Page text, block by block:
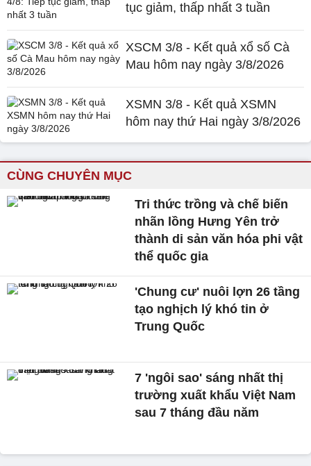
tục giảm, thấp nhất 3 tuần
XSCM 3/8 - Kết quả xổ số Cà
Mau hôm nay ngày 3/8/2026
XSMN 3/8 - Kết quả XSMN
hôm nay thứ Hai ngày 3/8/2026
CÙNG CHUYÊN MỤC
Tri thức trồng và chế biến
nhãn lồng Hưng Yên trở
thành di sản văn hóa phi vật
thể quốc gia
'Chung cư' nuôi lợn 26 tầng
tạo nghịch lý khó tin ở
Trung Quốc
7 'ngôi sao' sáng nhất thị
trường xuất khẩu Việt Nam
sau 7 tháng đầu năm